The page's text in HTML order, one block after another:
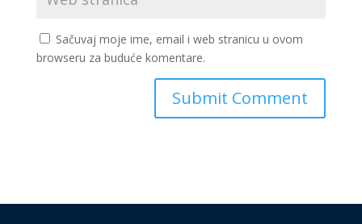
Sačuvaj moje ime, email i web stranicu u ovom
browseru za buduće komentare.